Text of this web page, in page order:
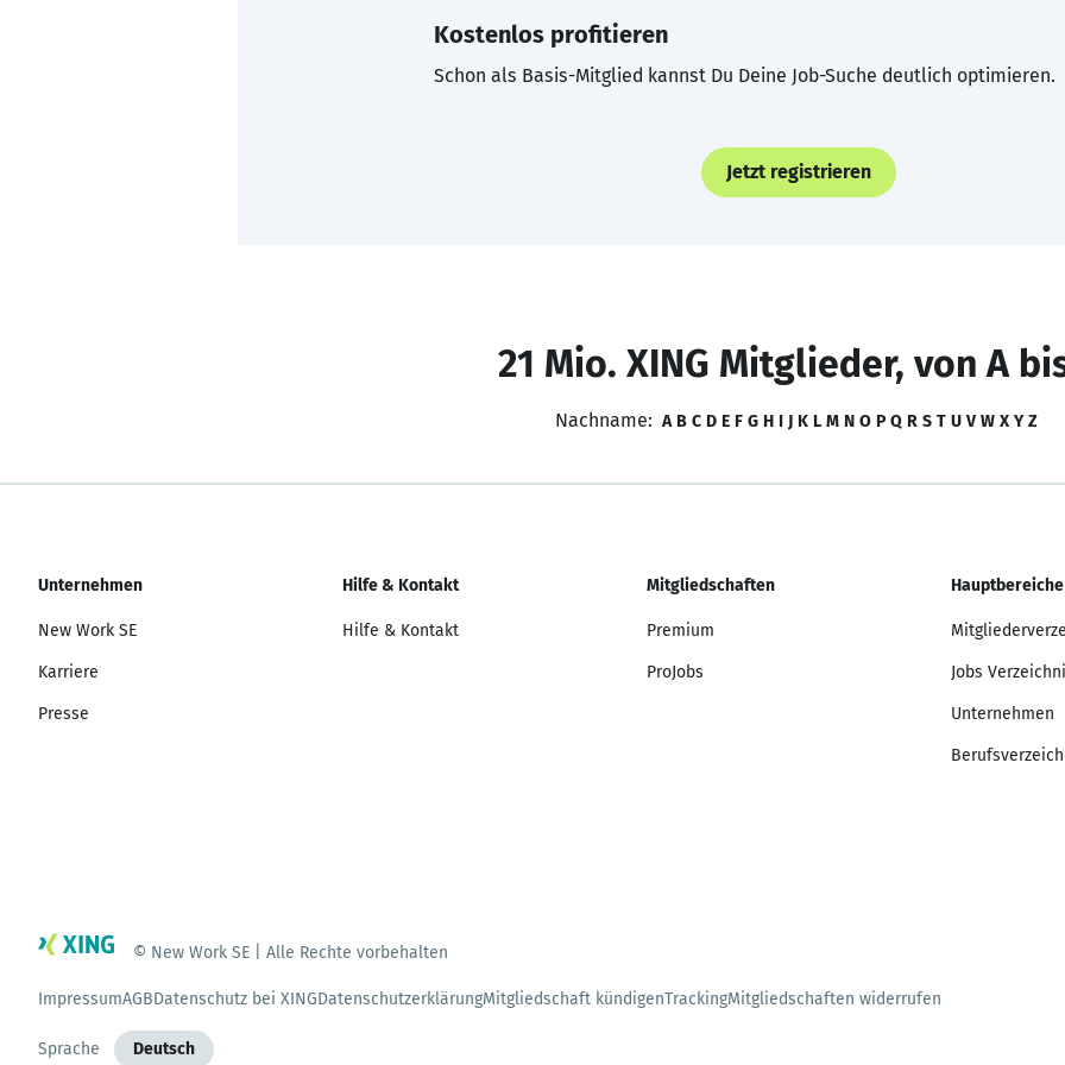
Kostenlos profitieren
Schon als Basis-Mitglied kannst Du Deine Job-Suche deutlich optimieren.
Jetzt registrieren
21 Mio. XING Mitglieder, von A
Nachname: A B C D E F G H I J K L M N O P Q R S T U V W X Y Z
Unternehmen
New Work SE
Karriere
Presse
Hilfe & Kontakt
Hilfe & Kontakt
Mitgliedschaften
Premium
ProJobs
Hauptbereiche
Jobs
Unternehmen
© New Work SE | Alle Rechte vorbehalten
ImpressumAGBDatenschutz bei XINGDatenschutzerklärungMitgliedschaft kündigenTrackingMitgliedschaften widerrufen
Sprache Deutsch